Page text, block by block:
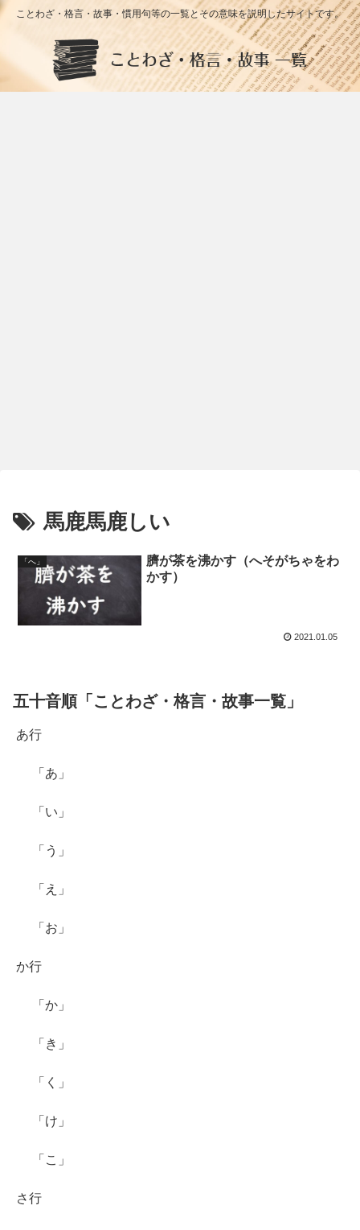
ことわざ・格言・故事・慣用句等の一覧とその意味を説明したサイトです。
馬鹿馬鹿しい
「へ」
臍が茶を沸かす（へそがちゃをわ
かす）
2021.01.05
五十音順「ことわざ・格言・故事一覧」
あ行
「あ」
「い」
「う」
「え」
「お」
か行
「か」
「き」
「く」
「け」
「こ」
さ行